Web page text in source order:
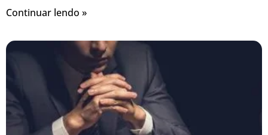
Continuar lendo »